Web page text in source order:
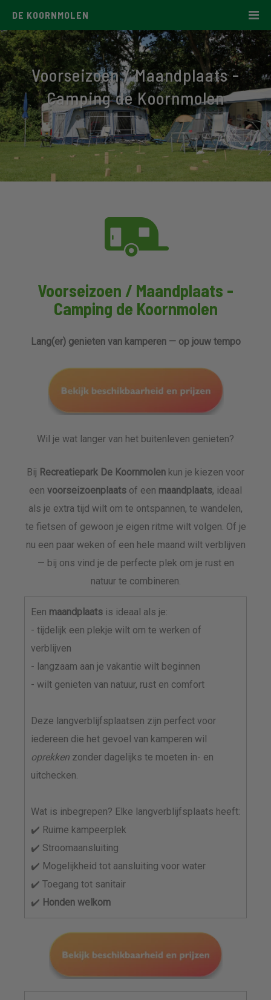
DE KOORNMOLEN
Voorseizoen / Maandplaats -
Camping de Koornmolen
Voorseizoen / Maandplaats -
Camping de Koornmolen
Lang(er) genieten van kamperen — op jouw tempo
Wil je wat langer van het buitenleven genieten?
Bij Recreatiepark De Koornmolen kun je kiezen voor
een voorseizoenplaats of een maandplaats, ideaal
als je extra tijd wilt om te ontspannen, te wandelen,
te fietsen of gewoon je eigen ritme wilt volgen. Of je
nu een paar weken of een hele maand wilt verblijven
— bij ons vind je de perfecte plek om je rust en
natuur te combineren.
Een maandplaats is ideaal als je:
- tijdelijk een plekje wilt om te werken of
verblijven
- langzaam aan je vakantie wilt beginnen
- wilt genieten van natuur, rust en comfort
Deze langverblijfsplaatsen zijn perfect voor
iedereen die het gevoel van kamperen wil
oprekken zonder dagelijks te moeten in- en
uitchecken.
Wat is inbegrepen? Elke langverblijfsplaats heeft:
✔️ Ruime kampeerplek
✔️ Stroomaansluiting
✔️ Mogelijkheid tot aansluiting voor water
✔️ Toegang tot sanitair
✔️ Honden welkom